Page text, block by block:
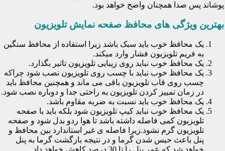
پوشاند پس صدا همچنان واضح خواهد بود.
بهترین ویژگی های محافظ صفحه نمایش تلویزیون
یک محافظ خوب باید سبک باشد زیرا استفاده از محافظ سنگین
به فریم تلویزیون فشار وارد میکند.
یک محافظ خوب نباید روی زیبایی تلویزیون تاثیر بگذارد.
یک محافظ خوب نباید با چسب روی تلویزیون نصب شود چراکه
چسب روی قاب تلویزیون باقی می ماند و همچنین محافظ باید
در زمان تمییز کردن تلویزیون به راحتی جدا و دوباره نصب شود.
یک محافظ خوب باید نسبت به ضربه مقاوم باشد.
یک محافظ خوب نباید کیپ تلویزیون شود بلکه باید با صفحه
تلویزیون کمی فاصله داشته باشد تا هوا ردو بدل شود و صفحه
تلویزیون گرم نشود.زیرا فاصله ی غیر استاندارد بین محافظ و
پنل باعث حبس شدن گرما و در نتیجه بازگشت گرما به پنل